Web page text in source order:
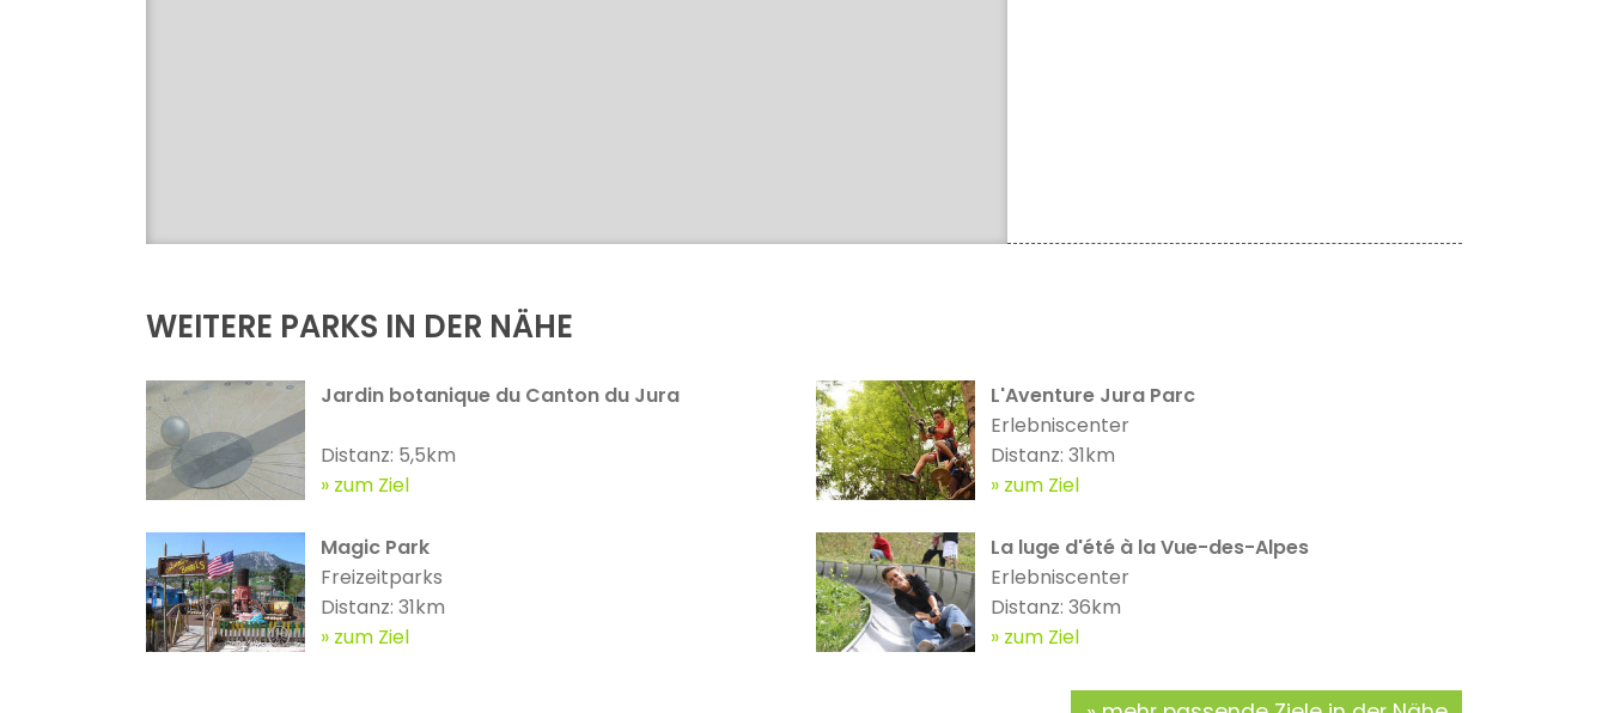
WEITERE PARKS IN DER NÄHE
Jardin botanique du Canton du Jura
Distanz: 5,5km
zum Ziel
L'Aventure Jura Parc
Erlebniscenter
Distanz: 31km
zum Ziel
Magic Park
Freizeitparks
Distanz: 31km
zum Ziel
La luge d'été à la Vue-des-Alpes
Erlebniscenter
Distanz: 36km
zum Ziel